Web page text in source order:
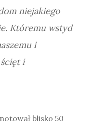
niejakiego
Któremu wstyd
i
i
blisko 50